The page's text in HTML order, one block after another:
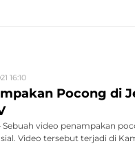
16:10
Pocong di
Sebuah video penampakan
Video tersebut terjadi di